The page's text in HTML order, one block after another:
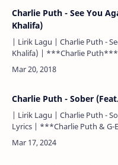
Charlie Puth - See You
Khalifa)
| Lirik Lagu | Charlie Puth -
Khalifa) | ***Charlie Puth*** It's been a long day
without you, my friend... Inilah
tanpamu…
Charlie Puth - Sober
| Lirik Lagu | Charlie Puth -
Lyrics | ***Charlie Puth & G-Eazy*** Oh, I know that
I'll regret this when I'm sober.
menyesali…